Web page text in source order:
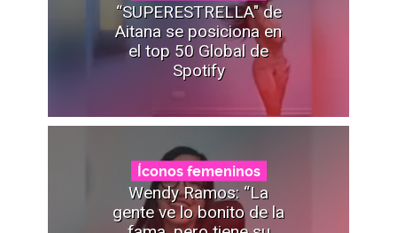
“SUPERESTRELLA" de
Aitana se posiciona en
el top 50 Global de
Spotify
Íconos femeninos
Wendy Ramos: “La
gente ve lo bonito de la